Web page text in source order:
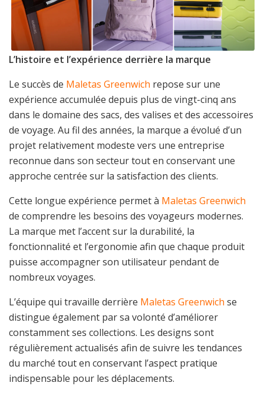
L’histoire et l’expérience derrière la marque
Le succès de Maletas Greenwich repose sur une
expérience accumulée depuis plus de vingt-cinq ans
dans le domaine des sacs, des valises et des accessoires
de voyage. Au fil des années, la marque a évolué d’un
projet relativement modeste vers une entreprise
reconnue dans son secteur tout en conservant une
approche centrée sur la satisfaction des clients.
Cette longue expérience permet à Maletas Greenwich
de comprendre les besoins des voyageurs modernes.
La marque met l’accent sur la durabilité, la
fonctionnalité et l’ergonomie afin que chaque produit
puisse accompagner son utilisateur pendant de
nombreux voyages.
L’équipe qui travaille derrière Maletas Greenwich se
distingue également par sa volonté d’améliorer
constamment ses collections. Les designs sont
régulièrement actualisés afin de suivre les tendances
du marché tout en conservant l’aspect pratique
indispensable pour les déplacements.